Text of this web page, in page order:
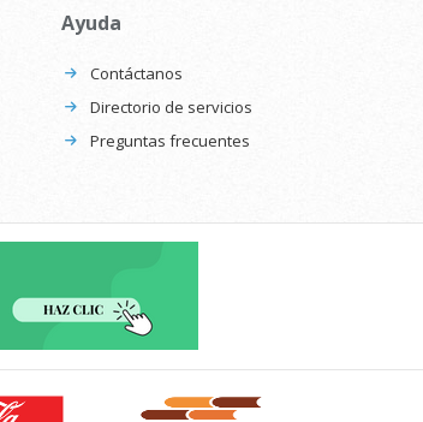
Ayuda
Contáctanos
Directorio de servicios
Preguntas frecuentes